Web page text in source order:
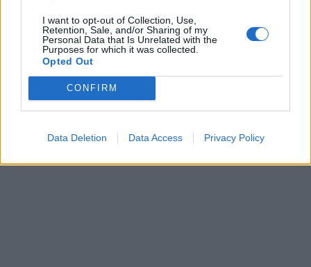
I want to opt-out of Collection, Use,
Retention, Sale, and/or Sharing of my
Personal Data that Is Unrelated with the
Purposes for which it was collected.
Opted Out
CONFIRM
Data Deletion Data Access Privacy Policy
Kriminalai
Muitininko Dulaičio
pasekėjas nušovė gandrą
privertė griebtis smurto